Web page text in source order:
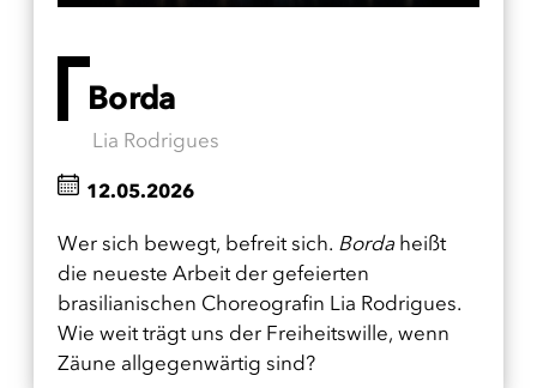
Borda
Lia Rodrigues
Wer sich bewegt, befreit sich. Borda heißt
die neueste Arbeit der gefeierten
brasilianischen Choreografin Lia Rodrigues.
Wie weit trägt uns der Freiheitswille, wenn
Zäune allgegenwärtig sind?
12.05.2026